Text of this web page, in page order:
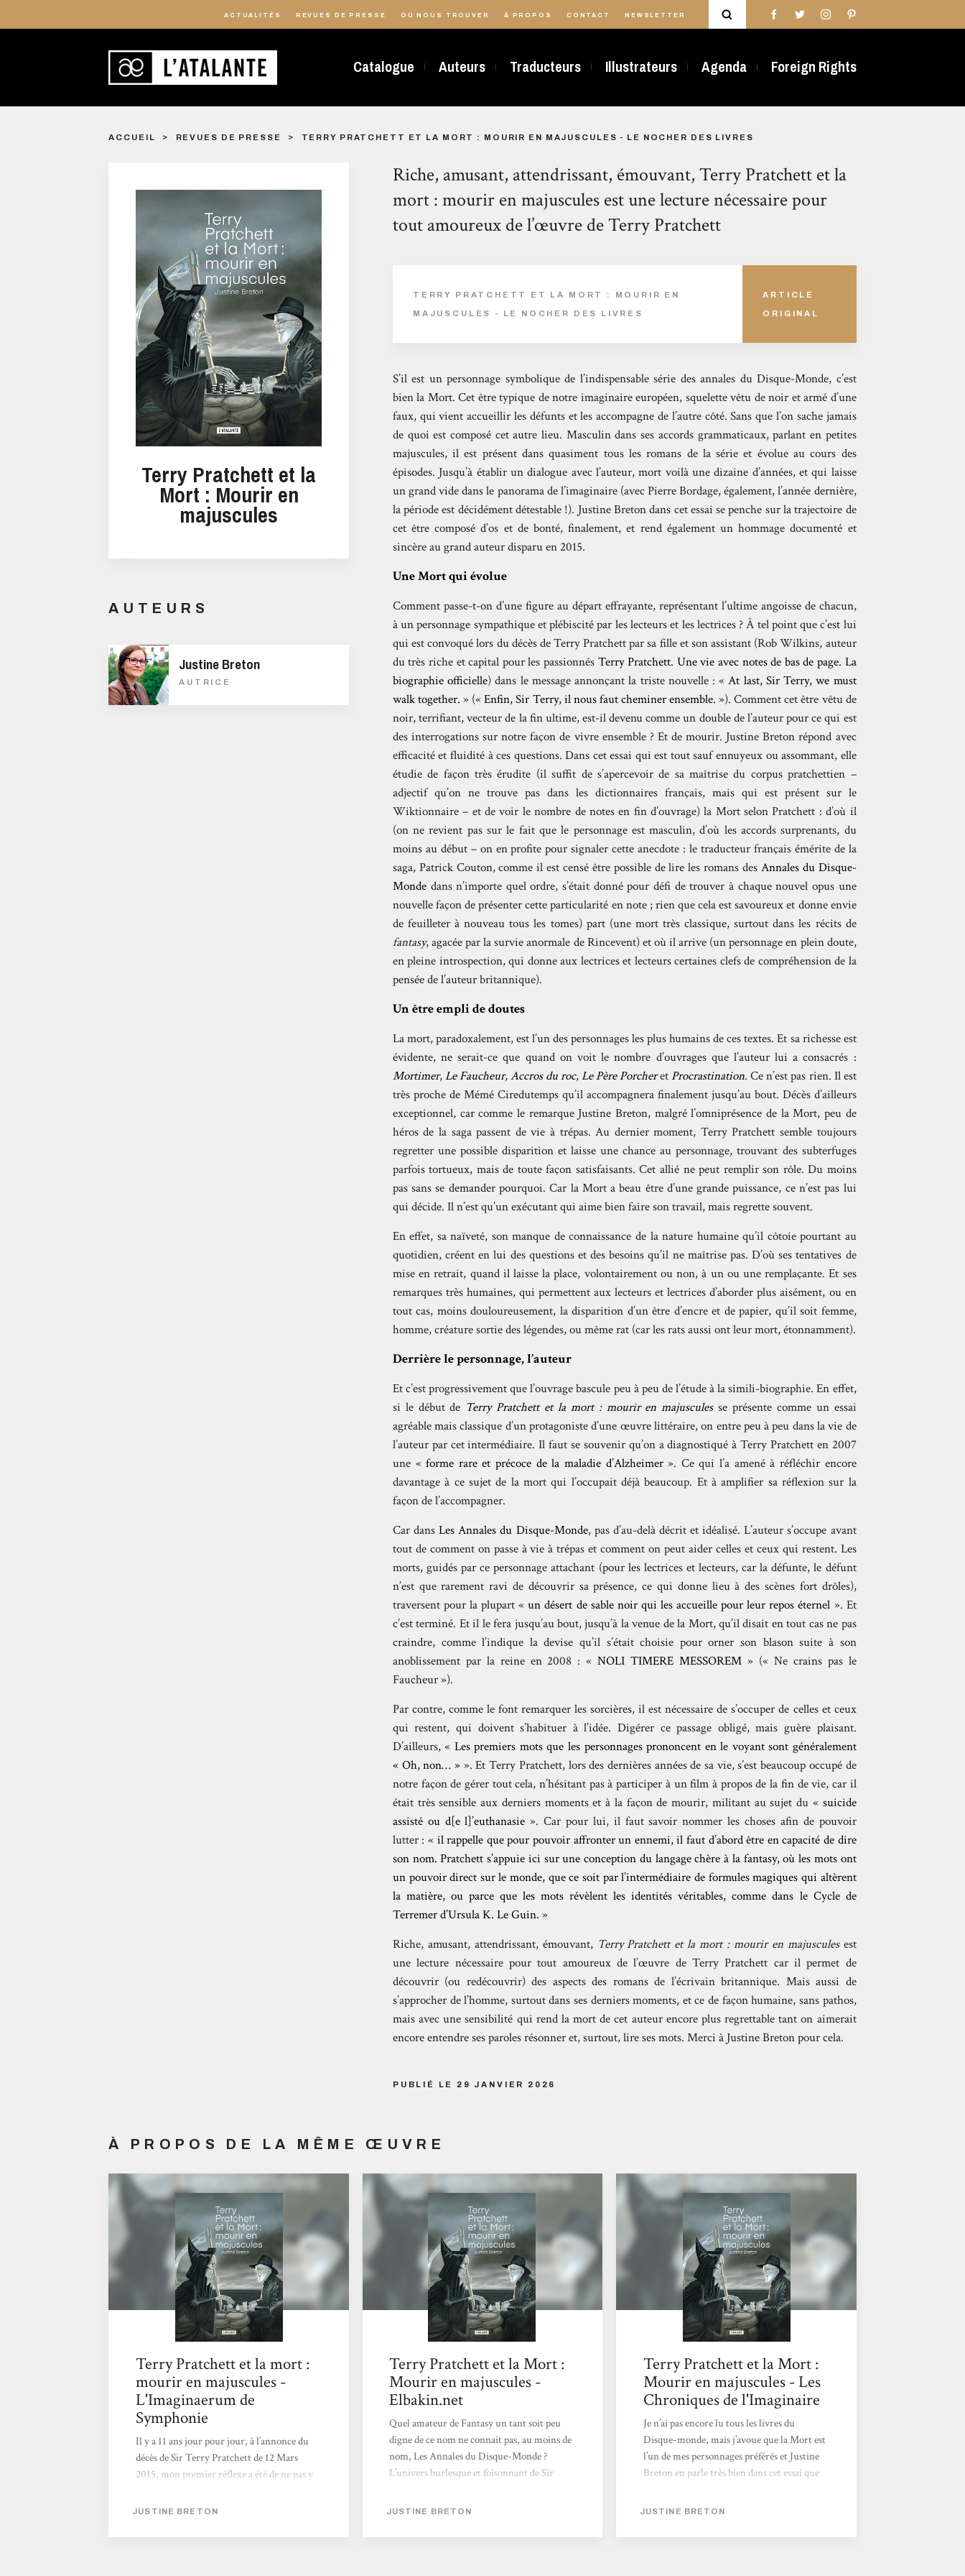
ACTUALITÉS REVUES DE PRESSE OÙ NOUS TROUVER À PROPOS CONTACT NEWSLETTER
Catalogue Auteurs Traducteurs Illustrateurs Agenda Foreign Rights
ACCUEIL REVUES DE PRESSE TERRY PRATCHETT ET LA MORT : MOURIR EN MAJUSCULES - LE NOCHER DES LIVRES
Terry Pratchett et la
Mort : Mourir en
majuscules
AUTEURS
Justine Breton
AUTRICE
Riche, amusant, attendrissant, émouvant, Terry Pratchett et la
mort : mourir en majuscules est une lecture nécessaire pour
tout amoureux de l’œuvre de Terry Pratchett
TERRY PRATCHETT ET LA MORT : MOURIR EN
MAJUSCULES - LE NOCHER DES LIVRES
ARTICLE
ORIGINAL
S’il est un personnage symbolique de l’indispensable série des annales du Disque-Monde, c’est
bien la Mort. Cet être typique de notre imaginaire européen, squelette vêtu de noir et armé d’une
faux, qui vient accueillir les défunts et les accompagne de l’autre côté. Sans que l’on sache jamais
de quoi est composé cet autre lieu. Masculin dans ses accords grammaticaux, parlant en petites
majuscules, il est présent dans quasiment tous les romans de la série et évolue au cours des
épisodes. Jusqu’à établir un dialogue avec l’auteur, mort voilà une dizaine d’années, et qui laisse
un grand vide dans le panorama de l’imaginaire (avec Pierre Bordage, également, l’année dernière,
la période est décidément détestable !). Justine Breton dans cet essai se penche sur la trajectoire de
cet être composé d’os et de bonté, finalement, et rend également un hommage documenté et
sincère au grand auteur disparu en 2015.
Une Mort qui évolue
Comment passe-t-on d’une figure au départ effrayante, représentant l’ultime angoisse de chacun,
à un personnage sympathique et plébiscité par les lecteurs et les lectrices ? À tel point que c’est lui
qui est convoqué lors du décès de Terry Pratchett par sa fille et son assistant (Rob Wilkins, auteur
du très riche et capital pour les passionnés Terry Pratchett. Une vie avec notes de bas de page. La
biographie officielle) dans le message annonçant la triste nouvelle : «At last, Sir Terry, we must
walk together. » («Enfin, Sir Terry, il nous faut cheminer ensemble. »). Comment cet être vêtu de
noir, terrifiant, vecteur de la fin ultime, est-il devenu comme un double de l’auteur pour ce qui est
des interrogations sur notre façon de vivre ensemble ? Et de mourir. Justine Breton répond avec
efficacité et fluidité à ces questions. Dans cet essai qui est tout sauf ennuyeux ou assommant, elle
étudie de façon très érudite (il suffit de s’apercevoir de sa maîtrise du corpus pratchettien –
adjectif qu’on ne trouve pas dans les dictionnaires français, mais qui est présent sur le
Wiktionnaire– et de voir le nombre de notes en fin d’ouvrage) la Mort selon Pratchett : d’où il
(on ne revient pas sur le fait que le personnage est masculin, d’où les accords surprenants, du
moins au début – on en profite pour signaler cette anecdote : le traducteur français émérite de la
saga, Patrick Couton, comme il est censé être possible de lire les romans des Annales du Disque-
Mondedans n’importe quel ordre, s’était donné pour défi de trouver à chaque nouvel opus une
nouvelle façon de présenter cette particularité en note ; rien que cela est savoureux et donne envie
de feuilleter à nouveau tous les tomes) part (une mort très classique, surtout dans les récits de
fantasy, agacée par la survie anormale de Rincevent) et où il arrive (un personnage en plein doute,
en pleine introspection, qui donne aux lectrices et lecteurs certaines clefs de compréhension de la
pensée de l’auteur britannique).
Un être empli de doutes
La mort, paradoxalement, est l’un des personnages les plus humains de ces textes. Et sa richesse est
évidente, ne serait-ce que quand on voit le nombre d’ouvrages que l’auteur lui a consacrés :
Mortimer,Le Faucheur,Accros du roc,Le Père PorcheretProcrastination. Ce n’est pas rien. Il est
très proche de Mémé Ciredutemps qu’il accompagnera finalement jusqu’au bout. Décès d’ailleurs
exceptionnel, car comme le remarque Justine Breton, malgré l’omniprésence de la Mort, peu de
héros de la saga passent de vie à trépas. Au dernier moment, Terry Pratchett semble toujours
regretter une possible disparition et laisse une chance au personnage, trouvant des subterfuges
parfois tortueux, mais de toute façon satisfaisants. Cet allié ne peut remplir son rôle. Du moins
pas sans se demander pourquoi. Car la Mort a beau être d’une grande puissance, ce n’est pas lui
qui décide. Il n’est qu’un exécutant qui aime bien faire son travail, mais regrette souvent.
En effet, sa naïveté, son manque de connaissance de la nature humaine qu’il côtoie pourtant au
quotidien, créent en lui des questions et des besoins qu’il ne maîtrise pas. D’où ses tentatives de
mise en retrait, quand il laisse la place, volontairement ou non, à un ou une remplaçante. Et ses
remarques très humaines, qui permettent aux lecteurs et lectrices d’aborder plus aisément, ou en
tout cas, moins douloureusement, la disparition d’un être d’encre et de papier, qu’il soit femme,
homme, créature sortie des légendes, ou même rat (car les rats aussi ont leur mort, étonnamment).
Derrière le personnage, l’auteur
Et c’est progressivement que l’ouvrage bascule peu à peu de l’étude à la simili-biographie. En effet,
si le début de Terry Pratchett et la mort : mourir en majusculesse présente comme un essai
agréable mais classique d’un protagoniste d’une œuvre littéraire, on entre peu à peu dans la vie de
l’auteur par cet intermédiaire. Il faut se souvenir qu’on a diagnostiqué à Terry Pratchett en 2007
une «forme rare et précoce de la maladie d’Alzheimer». Ce qui l’a amené à réfléchir encore
davantage à ce sujet de la mort qui l’occupait déjà beaucoup. Et à amplifier sa réflexion sur la
façon de l’accompagner.
Car dansLes Annales du Disque-Monde, pas d’au-delà décrit et idéalisé. L’auteur s’occupe avant
tout de comment on passe à vie à trépas et comment on peut aider celles et ceux qui restent. Les
morts, guidés par ce personnage attachant (pour les lectrices et lecteurs, car la défunte, le défunt
n’est que rarement ravi de découvrir sa présence, ce qui donne lieu à des scènes fort drôles),
traversent pour la plupart «un désert de sable noir qui les accueille pour leur repos éternel ». Et
c’est terminé. Et il le fera jusqu’au bout, jusqu’à la venue de la Mort, qu’il disait en tout cas ne pas
craindre, comme l’indique la devise qu’il s’était choisie pour orner son blason suite à son
anoblissement par la reine en 2008 : «NOLI TIMERE MESSOREM » (« Ne crains pas le
Faucheur »).
Par contre, comme le font remarquer les sorcières, il est nécessaire de s’occuper de celles et ceux
qui restent, qui doivent s’habituer à l’idée. Digérer ce passage obligé, mais guère plaisant.
D’ailleurs, « Les premiers mots que les personnages prononcent en le voyant sont généralement
« Oh, non… » ». Et Terry Pratchett, lors des dernières années de sa vie, s’est beaucoup occupé de
notre façon de gérer tout cela, n’hésitant pas à participer à un film à propos de la fin de vie, car il
était très sensible aux derniers moments et à la façon de mourir, militant au sujet du «suicide
assisté ou d[e l]’euthanasie». Car pour lui, il faut savoir nommer les choses afin de pouvoir
lutter : « il rappelle que pour pouvoir affronter un ennemi, il faut d’abord être en capacité de dire
son nom. Pratchett s’appuie ici sur une conception du langage chère à la fantasy, où les mots ont
un pouvoir direct sur le monde, que ce soit par l’intermédiaire de formules magiques qui altèrent
la matière, ou parce que les mots révèlent les identités véritables, comme dans le Cycle de
Terremer d’Ursula K. Le Guin. »
Riche, amusant, attendrissant, émouvant, Terry Pratchett et la mort : mourir en majusculesest
une lecture nécessaire pour tout amoureux de l’œuvre de Terry Pratchett car il permet de
découvrir (ou redécouvrir) des aspects des romans de l’écrivain britannique. Mais aussi de
s’approcher de l’homme, surtout dans ses derniers moments, et ce de façon humaine, sans pathos,
mais avec une sensibilité qui rend la mort de cet auteur encore plus regrettable tant on aimerait
encore entendre ses paroles résonner et, surtout, lire ses mots. Merci à Justine Breton pour cela.
PUBLIÉ LE 29 JANVIER 2026
À PROPOS DE LA MÊME ŒUVRE
Terry Pratchett et la mort :
mourir en majuscules -
L'Imaginaerum de
Symphonie
Il y a 11 ans jour pour jour, à l’annonce du
décès de Sir Terry Pratchett de 12 Mars
2015, mon premier réflexe a été de ne pas y
annonces de décès de « stars » à ce moment-
ne pouvait pas être vrai. Jusqu’à ce que je
JUSTINE BRETON
Terry Pratchett et la Mort :
Mourir en majuscules -
Elbakin.net
Quel amateur de Fantasy un tant soit peu
digne de ce nom ne connait pas, au moins de
nom, Les Annales du Disque-Monde ?
L’univers burlesque et foisonnant de Sir
sorcières, son guet et autres héros
Fantasy moderne, une référence qui semble
JUSTINE BRETON
Terry Pratchett et la Mort :
Mourir en majuscules - Les
Chroniques de l'Imaginaire
Je n’ai pas encore lu tous les livres du
Disque-monde, mais j’avoue que la Mort est
l’un de mes personnages préférés et Justine
Breton en parle très bien dans cet essai que
que non. Dès les premières pages, elle nous
nous explique le concept de la mort selon
JUSTINE BRETON